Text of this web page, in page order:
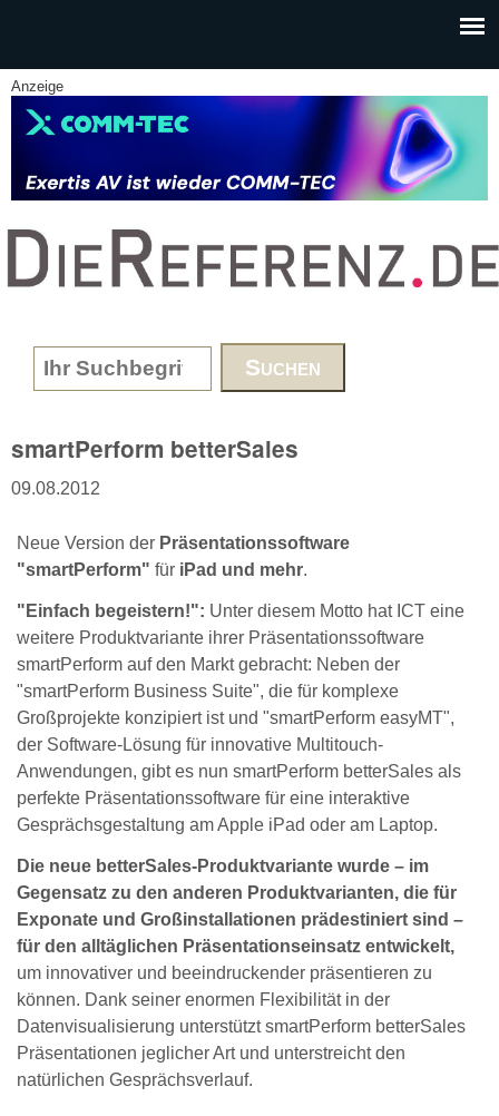
Anzeige
www.DieReferenz.de
Search form
smartPerform betterSales
09.08.2012
Neue Version der Präsentationssoftware
"smartPerform" für iPad und mehr.
"Einfach begeistern!": Unter diesem Motto hat ICT eine
weitere Produktvariante ihrer Präsentationssoftware
smartPerform auf den Markt gebracht: Neben der
"smartPerform Business Suite", die für komplexe
Großprojekte konzipiert ist und "smartPerform easyMT",
der Software-Lösung für innovative Multitouch-
Anwendungen, gibt es nun smartPerform betterSales als
perfekte Präsentationssoftware für eine interaktive
Gesprächsgestaltung am Apple iPad oder am Laptop.
Die neue betterSales-Produktvariante wurde – im
Gegensatz zu den anderen Produktvarianten, die für
Exponate und Großinstallationen prädestiniert sind –
für den alltäglichen Präsentationseinsatz entwickelt,
um innovativer und beeindruckender präsentieren zu
können. Dank seiner enormen Flexibilität in der
Datenvisualisierung unterstützt smartPerform betterSales
Präsentationen jeglicher Art und unterstreicht den
natürlichen Gesprächsverlauf.